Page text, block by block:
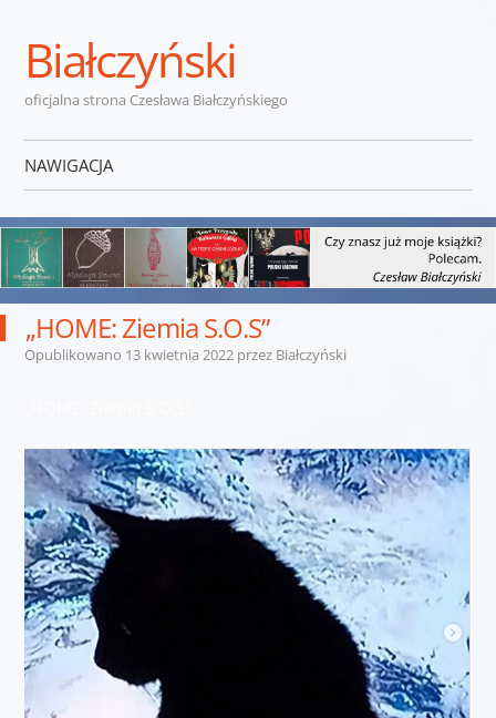
Białczyński
oficjalna strona Czesława Białczyńskiego
NAWIGACJA
„HOME: Ziemia S.O.S”
Opublikowano 13 kwietnia 2022przez Białczyński